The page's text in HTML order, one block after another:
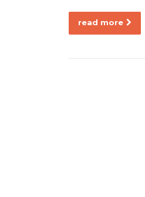
read more